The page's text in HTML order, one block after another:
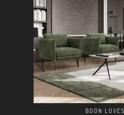
BOON